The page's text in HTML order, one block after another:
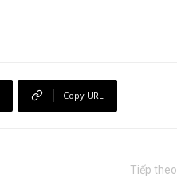
Copy URL
Tiếp theo